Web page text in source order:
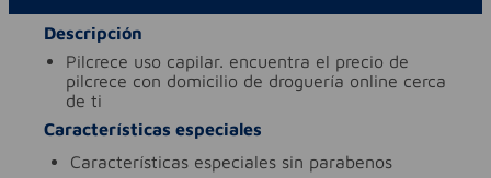
Descripción
pilcrece uso capilar. encuentra el precio de
pilcrece con domicilio de droguería online cerca
de ti
Características especiales
características especiales sin parabenos